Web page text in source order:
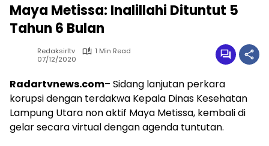
Maya Metissa: Inalillahi Dituntut 5
Tahun 6 Bulan
Redaksirltv
1 Min Read
07/12/2020
Radartvnews.com– Sidang lanjutan perkara
korupsi dengan terdakwa Kepala Dinas Kesehatan
Lampung Utara non aktif Maya Metissa, kembali di
gelar secara virtual dengan agenda tuntutan.